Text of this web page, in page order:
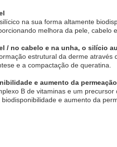
na sua forma altamente
melhora da pele, cabelo
no cabelo e na unha, o silício
estrutural da derme
e a compactação de queratina.
e aumento da
B de vitaminas e um
e aumento da